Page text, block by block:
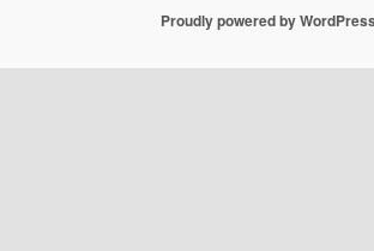
Proudly powered by WordPress